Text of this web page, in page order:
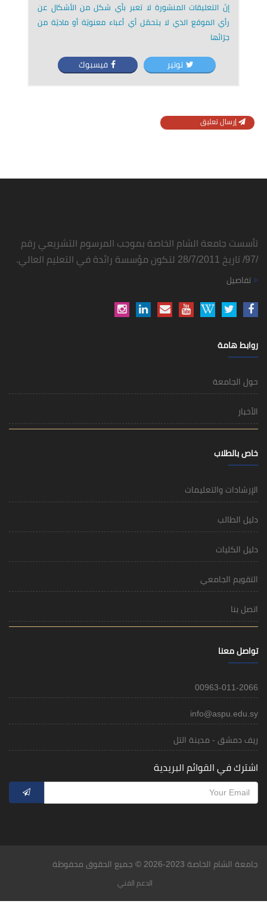
إنّ التعليقات المنشورة لا تعبر بأي شكل من الأشكال عن
رأي الموقع الذي لا يتحمّل أي أعباء معنويّة أو ماديّة من
جرّائها
توتير فيسبوك
إرسال تعليق
تأسست جامعة الشام الخاصة بموجب المرسوم التشريعي رقم
/97/ تاريخ 28/7/2011 لتكون مؤسسة رائدة في التعليم العالي.
تفاصيل
روابط هامة
حول الجامعة
الأخبار
خاص بالطلاب
الإرشادات والتعليمات
دليل الطالب
دليل الكليات
التقويم الجامعي
اتصل بنا
تواصل معنا
00963-011-2066
info@aspu.edu.sy
ريف دمشق - مدينة التل
اشترك في القوائم البريدية
جامعة الشام الخاصة 2023-2026 © جميع الحقوق محفوظة
الدعم الفني